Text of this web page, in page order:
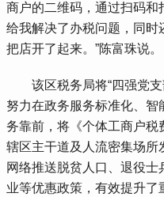
商户的二维码，通过扫码和
给我解决了办税问题，同
把店开了起来。”陈富珠说。
该区税务局将“四强党支
努力在政务服务标准化、智
务靠前，将《个体工商户
辖区主干道及人流密集场
网络推送脱贫人口、退役
业等优惠政策，有效提升了